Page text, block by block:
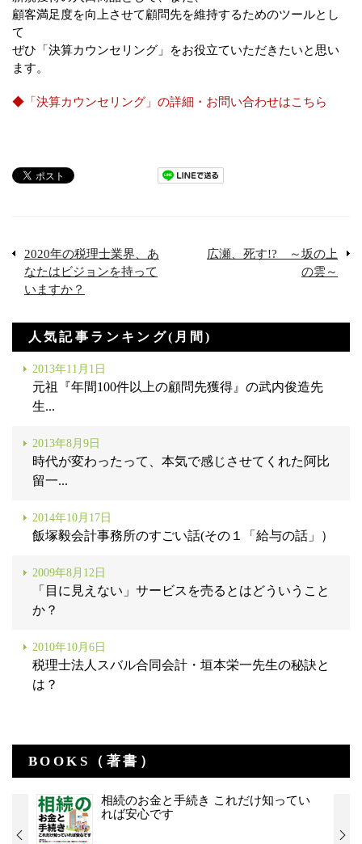
顧客満足度を向上させて顧問先を維持するためのツールとし
て
ぜひ「決算カウンセリング」をお役立ていただきたいと思い
ます。
◆「決算カウンセリング」の詳細・お問い合わせはこちら
2020年の税理士業界、あ
なたはビジョンを持って
いますか？
広瀬、死す!? ～坂の上
の雲～
人気記事ランキング(月間)
2013年11月1日
元祖『年間100件以上の顧問先獲得』の武内俊造先
生...
2013年8月9日
時代が変わったって、本気で感じさせてくれた阿比
留一...
2014年10月17日
飯塚毅会計事務所のすごい話(その１「給与の話」）
2009年8月12日
「目に見えない」サービスを売るとはどういうこと
か？
2010年10月6日
税理士法人スバル合同会計・垣本栄一先生の秘訣と
は？
BOOKS（著書）
相続のお金と手続き これだけ知ってい
れば安心です